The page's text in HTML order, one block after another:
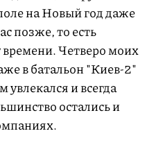
на Новый год даже
позже, то есть
Четверо моих
в батальон "Киев-2"
и всегда
остались и